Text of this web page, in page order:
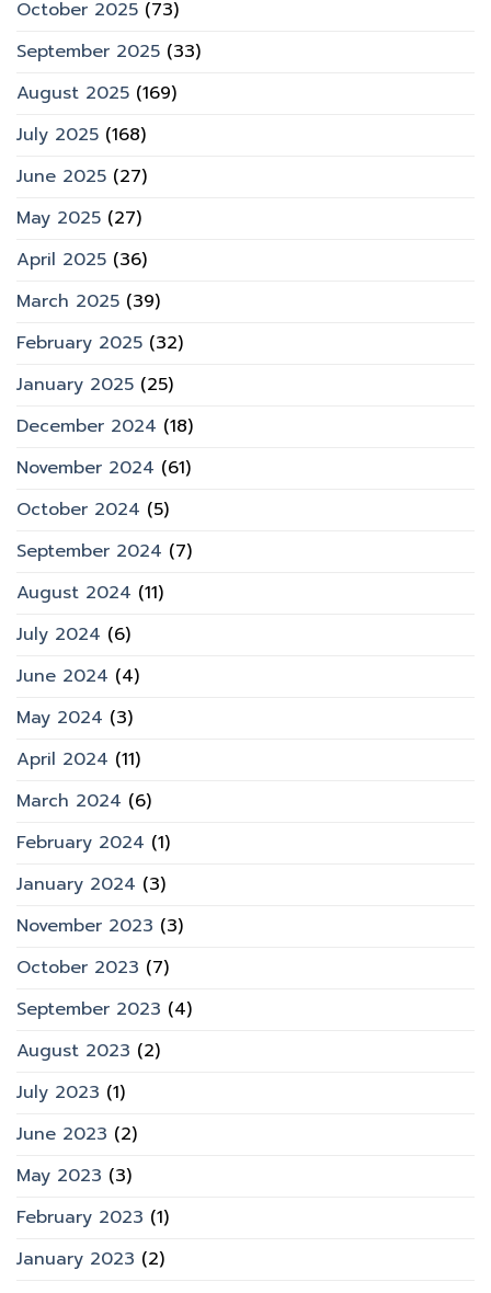
October 2025 (73)
September 2025 (33)
August 2025 (169)
July 2025 (168)
June 2025 (27)
May 2025 (27)
April 2025 (36)
March 2025 (39)
February 2025 (32)
January 2025 (25)
December 2024 (18)
November 2024 (61)
October 2024 (5)
September 2024 (7)
August 2024 (11)
July 2024 (6)
June 2024 (4)
May 2024 (3)
April 2024 (11)
March 2024 (6)
February 2024 (1)
January 2024 (3)
November 2023 (3)
October 2023 (7)
September 2023 (4)
August 2023 (2)
July 2023 (1)
June 2023 (2)
May 2023 (3)
February 2023 (1)
January 2023 (2)